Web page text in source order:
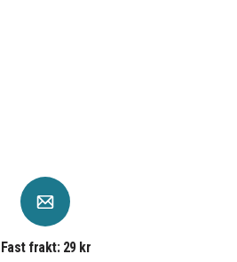
Fast frakt: 29 kr